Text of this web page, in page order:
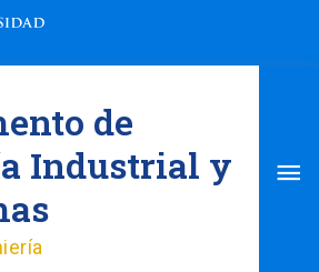
de
Industrial y